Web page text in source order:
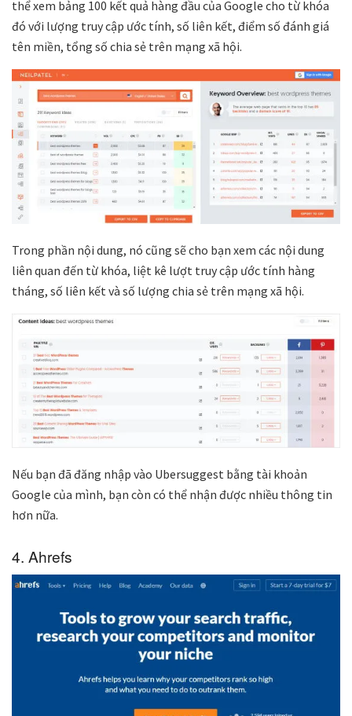
thể xem bảng 100 kết quả hàng đầu của Google cho từ khóa
đó với lượng truy cập ước tính, số liên kết, điểm số đánh giá
tên miền, tổng số chia sẻ trên mạng xã hội.
Trong phần nội dung, nó cũng sẽ cho bạn xem các nội dung
liên quan đến từ khóa, liệt kê lượt truy cập ước tính hàng
tháng, số liên kết và số lượng chia sẻ trên mạng xã hội.
Nếu bạn đã đăng nhập vào Ubersuggest bằng tài khoản
Google của mình, bạn còn có thể nhận được nhiều thông tin
hơn nữa.
4. Ahrefs